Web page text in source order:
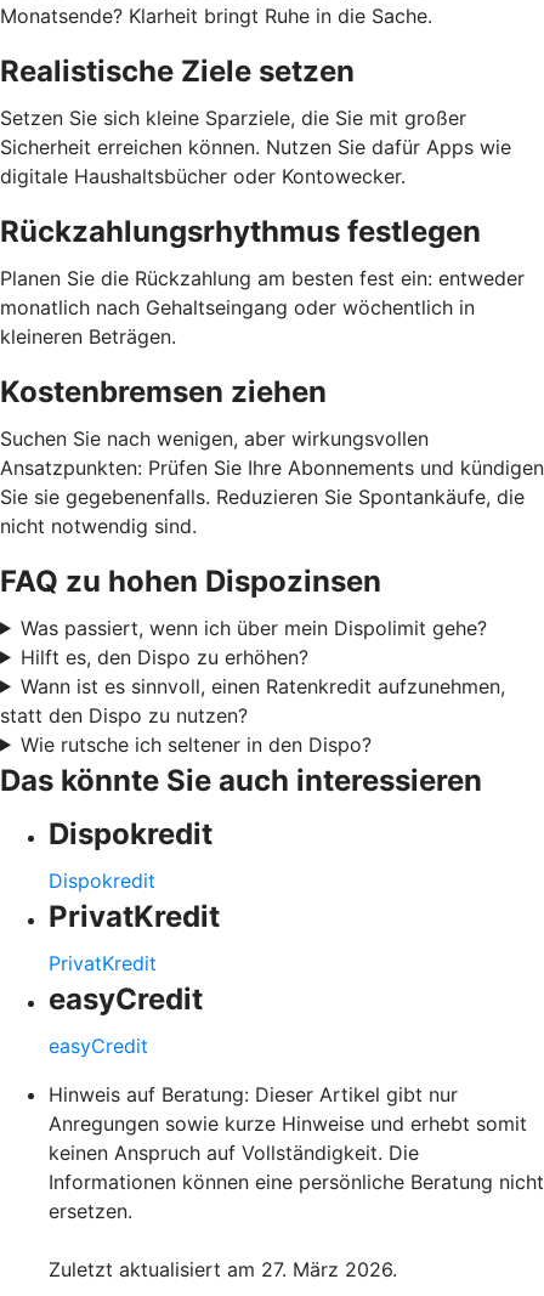
Monatsende? Klarheit bringt Ruhe in die Sache.
Realistische Ziele setzen
Setzen Sie sich kleine Sparziele, die Sie mit großer
Sicherheit erreichen können. Nutzen Sie dafür Apps wie
digitale Haushaltsbücher oder Kontowecker.
Rückzahlungsrhythmus festlegen
Planen Sie die Rückzahlung am besten fest ein: entweder
monatlich nach Gehaltseingang oder wöchentlich in
kleineren Beträgen.
Kostenbremsen ziehen
Suchen Sie nach wenigen, aber wirkungsvollen
Ansatzpunkten: Prüfen Sie Ihre Abonnements und kündigen
Sie sie gegebenenfalls. Reduzieren Sie Spontankäufe, die
nicht notwendig sind.
FAQ zu hohen Dispozinsen
Was passiert, wenn ich über mein Dispolimit gehe?
Hilft es, den Dispo zu erhöhen?
Wann ist es sinnvoll, einen Ratenkredit aufzunehmen,
statt den Dispo zu nutzen?
Wie rutsche ich seltener in den Dispo?
Das könnte Sie auch interessieren
Dispokredit
Dispokredit
PrivatKredit
PrivatKredit
easyCredit
easyCredit
Hinweis auf Beratung: Dieser Artikel gibt nur
Anregungen sowie kurze Hinweise und erhebt somit
keinen Anspruch auf Vollständigkeit. Die
Informationen können eine persönliche Beratung nicht
ersetzen.
Zuletzt aktualisiert am 27. März 2026.